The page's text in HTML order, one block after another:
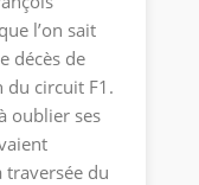
l’on sait
décès de
du circuit F1.
oublier ses
traversée du